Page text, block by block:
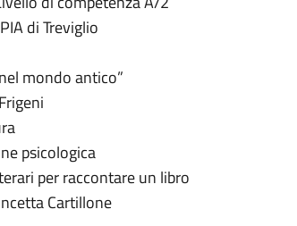
di Treviglio
mondo antico”
psicologica
per raccontare un libro
Cartillone